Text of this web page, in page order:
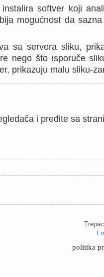
softver koji
mogućnost da
sa servera sliku,
nego što isporuče
prikazuju malu sliku-
i pređite sa
politika